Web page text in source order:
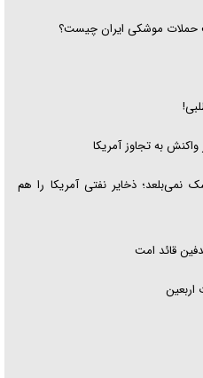
حملات موشکی ایران چیست؟
به تجاوز آمریکا
ذخایر نفتی آمریکا را هم
قائد امت
اربعین